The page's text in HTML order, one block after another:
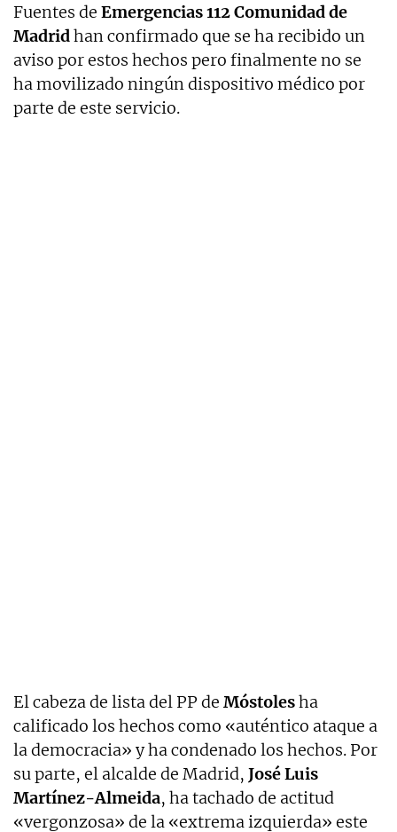
Fuentes de Emergencias 112 Comunidad de
Madridhan confirmado que se ha recibido un
aviso por estos hechos pero finalmente no se
ha movilizado ningún dispositivo médico por
parte de este servicio.
El cabeza de lista del PP de Móstolesha
calificado los hechos como «auténtico ataque a
la democracia» y ha condenado los hechos. Por
su parte, el alcalde de Madrid, José Luis
Martínez-Almeida, ha tachado de actitud
«vergonzosa» de la «extrema izquierda» este